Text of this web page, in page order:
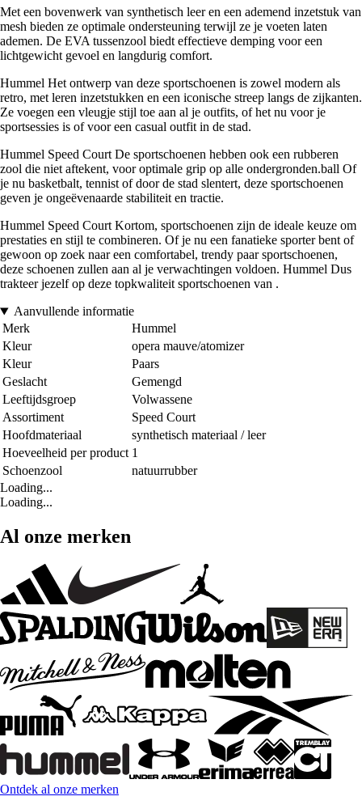
Met een bovenwerk van synthetisch leer en een ademend inzetstuk van
mesh bieden ze optimale ondersteuning terwijl ze je voeten laten
ademen. De EVA tussenzool biedt effectieve demping voor een
lichtgewicht gevoel en langdurig comfort.
Hummel Het ontwerp van deze sportschoenen is zowel modern als
retro, met leren inzetstukken en een iconische streep langs de zijkanten.
Ze voegen een vleugje stijl toe aan al je outfits, of het nu voor je
sportsessies is of voor een casual outfit in de stad.
Hummel Speed Court De sportschoenen hebben ook een rubberen
zool die niet aftekent, voor optimale grip op alle ondergronden.ball Of
je nu basketbalt, tennist of door de stad slentert, deze sportschoenen
geven je ongeëvenaarde stabiliteit en tractie.
Hummel Speed Court Kortom, sportschoenen zijn de ideale keuze om
prestaties en stijl te combineren. Of je nu een fanatieke sporter bent of
gewoon op zoek naar een comfortabel, trendy paar sportschoenen,
deze schoenen zullen aan al je verwachtingen voldoen. Hummel Dus
trakteer jezelf op deze topkwaliteit sportschoenen van .
Aanvullende informatie
Merk
Hummel
Kleur
opera mauve/atomizer
Kleur
Paars
Geslacht
Gemengd
Leeftijdsgroep
Volwassene
Assortiment
Speed Court
Hoofdmateriaal
synthetisch materiaal / leer
Hoeveelheid per product 1
Schoenzool
natuurrubber
Loading...
Loading...
Al onze merken
Ontdek al onze merken